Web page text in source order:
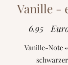
Vanille -
6.95
Vanille-Note